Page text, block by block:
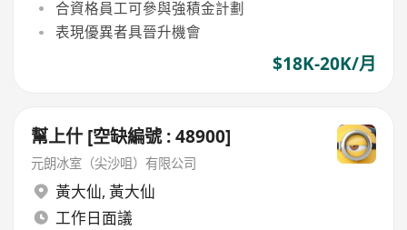
合資格員工可參與強積金計劃
表現優異者具晉升機會
$18K-20K/月
幫上什 [空缺編號 : 48900]
元朗冰室（尖沙咀）有限公司
黃大仙, 黃大仙
工作日面議